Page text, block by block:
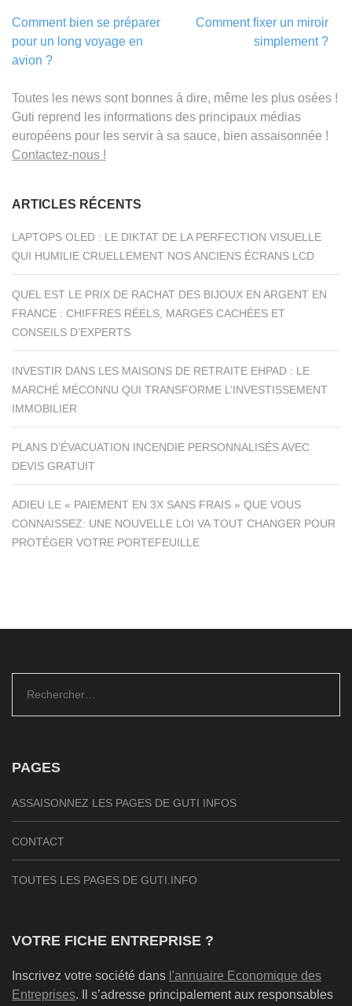
Navigation
de
l’article
Comment bien se préparer
pour un long voyage en
avion ?
Comment fixer un miroir
simplement ?
Toutes les news sont bonnes à dire, même les plus osées !
Guti reprend les informations des principaux médias
européens pour les servir à sa sauce, bien assaisonnée !
Contactez-nous !
ARTICLES RÉCENTS
LAPTOPS OLED : LE DIKTAT DE LA PERFECTION VISUELLE
QUI HUMILIE CRUELLEMENT NOS ANCIENS ÉCRANS LCD
QUEL EST LE PRIX DE RACHAT DES BIJOUX EN ARGENT EN
FRANCE : CHIFFRES RÉELS, MARGES CACHÉES ET
CONSEILS D’EXPERTS
INVESTIR DANS LES MAISONS DE RETRAITE EHPAD : LE
MARCHÉ MÉCONNU QUI TRANSFORME L’INVESTISSEMENT
IMMOBILIER
PLANS D’ÉVACUATION INCENDIE PERSONNALISÉS AVEC
DEVIS GRATUIT
ADIEU LE « PAIEMENT EN 3X SANS FRAIS » QUE VOUS
CONNAISSEZ: UNE NOUVELLE LOI VA TOUT CHANGER POUR
PROTÉGER VOTRE PORTEFEUILLE
Rechercher :
PAGES
ASSAISONNEZ LES PAGES DE GUTI INFOS
CONTACT
TOUTES LES PAGES DE GUTI.INFO
VOTRE FICHE ENTREPRISE ?
Inscrivez votre société dans l'annuaire Economique des
Entreprises. Il s’adresse principalement aux responsables